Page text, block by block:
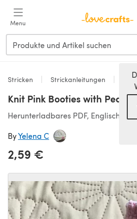
Menu
Stricken Strickanleitungen
Knit Pink Booties with Pearls
Herunterladbares PDF, Englisch
ByYelena C
2,59 €